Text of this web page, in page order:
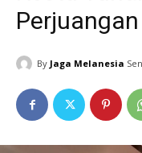
By Jaga Melanesia